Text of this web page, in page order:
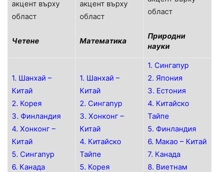
акцент върху
област
Четене
акцент върху
област
Математика
област
Природни
науки
1. Шанхай –
Китай
2. Корея
3. Финландия
4. Хонконг –
Китай
5. Сингапур
6. Канада
1. Шанхай –
Китай
2. Сингапур
3. Хонконг –
Китай
4. Китайско
Тайпе
5. Корея
1. Сингапур
2. Япония
3. Естония
4. Китайско
Тайпе
5. Финландия
6. Макао – Китай
7. Канада
8. Виетнам